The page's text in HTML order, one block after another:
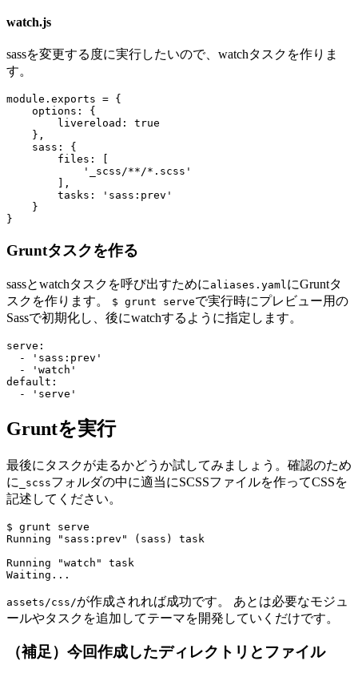
watch.js
sassを変更する度に実行したいので、watchタスクを作りま
す。
module . exports = {
options :
{
livereload :
true
},
sass :
{
files :
'_scss/**/*.scss'
],
tasks :
'sass:prev'
}
}
Gruntタスクを作る
sassとwatchタスクを呼び出すために aliases.yaml にGruntタ
スクを作ります。
$ grunt serveで実行時にプレビュー用の
Sassで初期化し、後にwatchするように指定します。
serve :
-
' sass:prev'
-
' watch'
default :
-
' serve'
Gruntを実行
最後にタスクが走るかどうか試してみましょう。確認のため
に
_scssフォルダの中に適当にSCSSファイルを作ってCSSを
記述してください。
$ grunt serve
Running "sass:prev" (sass) task
Running "watch" task
assets/css/が作成されれば成功です。 あとは必要なモジュ
ールやタスクを追加してテーマを開発していくだけです。
（補足）今回作成したディレクトリとファイル